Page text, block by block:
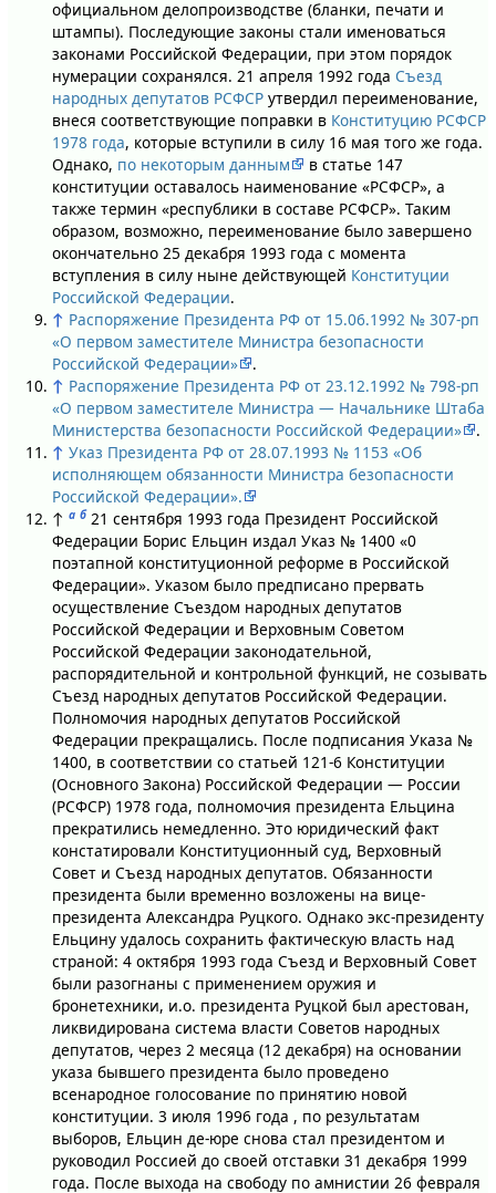
официальном делопроизводстве (бланки, печати и
штампы). Последующие законы стали именоваться
законами Российской Федерации, при этом порядок
нумерации сохранялся. 21 апреля 1992 года Съезд
народных депутатов РСФСРутвердил переименование,
внеся соответствующие поправки в Конституцию РСФСР
1978 года, которые вступили в силу 16 мая того же года.
Однако, по некоторым данным
в статье 147
конституции оставалось наименование «РСФСР», а
также термин «республики в составе РСФСР». Таким
образом, возможно, переименование было завершено
окончательно 25 декабря 1993 года с момента
вступления в силу ныне действующей Конституции
Российской Федерации.
↑ Распоряжение Президента РФ от 15.06.1992 № 307-рп
«О первом заместителе Министра безопасности
Российской Федерации»
.
↑ Распоряжение Президента РФ от 23.12.1992 № 798-рп
«О первом заместителе Министра — Начальнике Штаба
Министерства безопасности Российской Федерации»
.
↑ Указ Президента РФ от 28.07.1993 № 1153 «Об
исполняющем обязанности Министра безопасности
Российской Федерации».
↑ а б 21 сентября 1993 года Президент Российской
Федерации Борис Ельцин издал Указ № 1400 «0
поэтапной конституционной реформе в Российской
Федерации». Указом было предписано прервать
осуществление Съездом народных депутатов
Российской Федерации и Верховным Советом
Российской Федерации законодательной,
распорядительной и контрольной функций, не созывать
Съезд народных депутатов Российской Федерации.
Полномочия народных депутатов Российской
Федерации прекращались. После подписания Указа №
1400, в соответствии со статьей 121-6 Конституции
(Основного Закона) Российской Федерации — России
(РСФСР) 1978 года, полномочия президента Ельцина
прекратились немедленно. Это юридический факт
констатировали Конституционный суд, Верховный
Совет и Съезд народных депутатов. Обязанности
президента были временно возложены на вице-
президента Александра Руцкого. Однако экс-президенту
Ельцину удалось сохранить фактическую власть над
страной: 4 октября 1993 года Съезд и Верховный Совет
были разогнаны с применением оружия и
бронетехники, и.о. президента Руцкой был арестован,
ликвидирована система власти Советов народных
депутатов, через 2 месяца (12 декабря) на основании
указа бывшего президента было проведено
всенародное голосование по принятию новой
конституции. 3 июля 1996 года , по результатам
выборов, Ельцин де-юре снова стал президентом и
руководил Россией до своей отставки 31 декабря 1999
года. После выхода на свободу по амнистии 26 февраля